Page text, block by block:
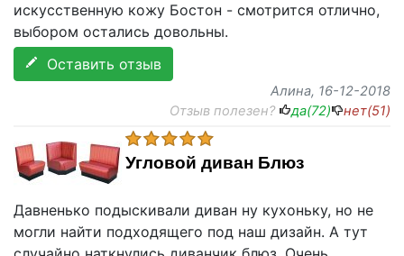
искусственную кожу Бостон - смотрится отлично,
выбором остались довольны.
Оставить отзыв
Алина, 16-12-2018
Отзыв полезен?
да(72) нет(51)
Угловой диван Блюз
Давненько подыскивали диван ну кухоньку, но не
могли найти подходящего под наш дизайн. А тут